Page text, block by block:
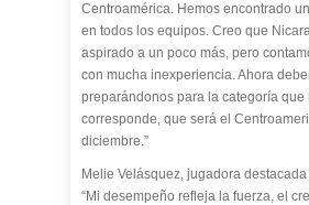
Centroamérica. Hemos encontrado
en todos los equipos. Creo que
aspirado a un poco más, pero
con mucha inexperiencia. Ahora
preparándonos para la categoría que
corresponde, que será el
diciembre.”
Melie Velásquez, jugadora
“Mi desempeño refleja la fuerza, el